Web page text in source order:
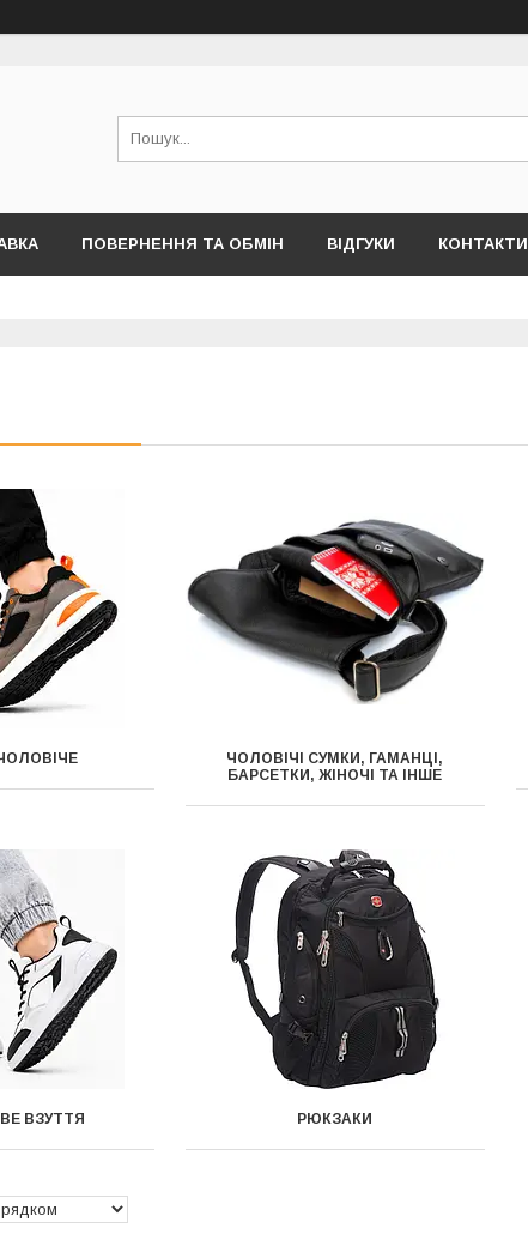
ПОВЕРНЕННЯ ТА ОБМІН ВІДГУКИ КОНТАКТИ
ЧОЛОВІЧІ СУМКИ, ГАМАНЦІ,
БАРСЕТКИ, ЖІНОЧІ ТА ІНШЕ
ВЗУТТЯ РЮКЗАКИ